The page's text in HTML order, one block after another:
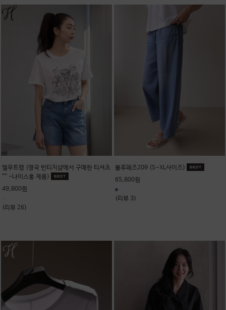
엘무트랭 (영국 빈티지샵에서 구매한 티셔츠
^^ -나이스홍 제품)
49,800원
(리뷰 26)
블루페즈209 (S~XL사이즈)
65,800원
(리뷰 3)